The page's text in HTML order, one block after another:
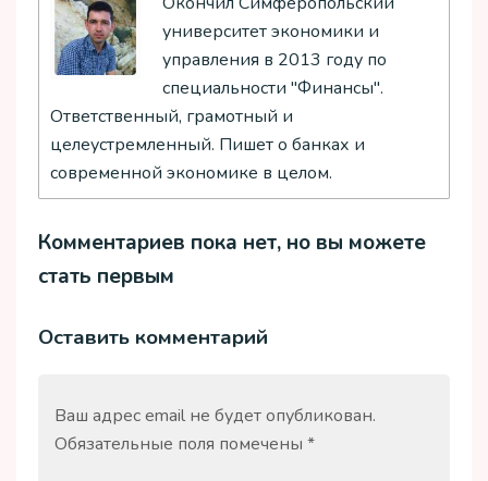
университет экономики и
управления в 2013 году по
специальности "Финансы".
Ответственный, грамотный и
целеустремленный. Пишет о банках и
современной экономике в целом.
Комментариев пока нет, но вы можете
стать первым
Оставить комментарий
Ваш адрес email не будет опубликован.
Обязательные поля помечены *